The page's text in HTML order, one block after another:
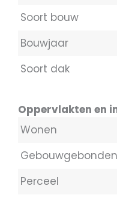
Soort bouw
Bouwjaar
Soort dak
Oppervlakten en
Wonen
Perceel